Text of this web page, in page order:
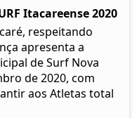
Itacareense 2020
respeitando
apresenta a
de Surf Nova
de 2020, com
aos Atletas total